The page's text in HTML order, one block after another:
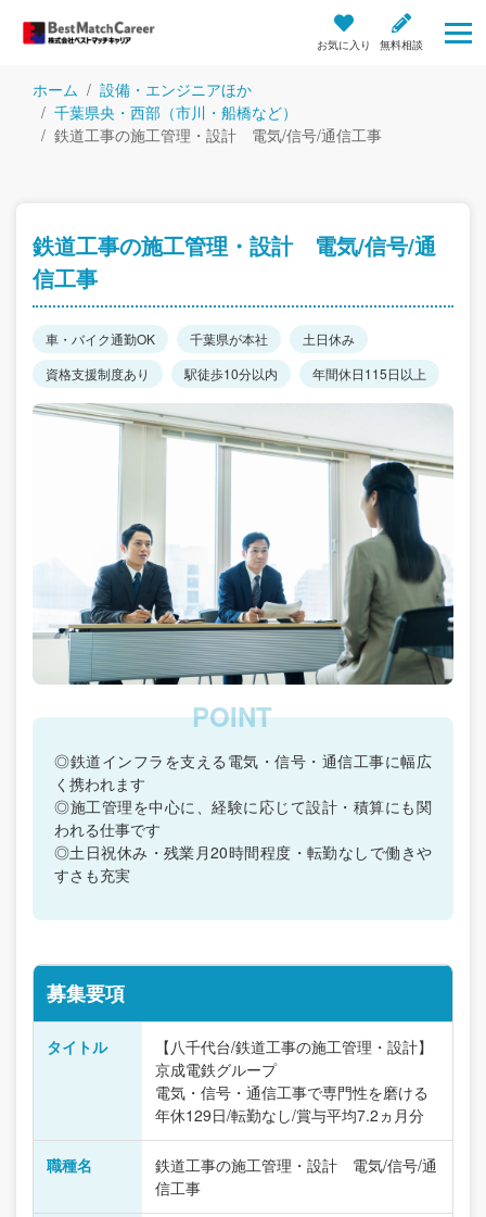
お気に入り 無料相談
ホーム
設備・エンジニアほか
千葉県央・西部（市川・船橋など）
鉄道工事の施工管理・設計 電気/信号/通信工事
鉄道工事の施工管理・設計 電気/信号/通
信工事
車・バイク通勤OK 千葉県が本社
土日休み
資格支援制度あり
駅徒歩10分以内 年間休日115日以上
◎鉄道インフラを支える電気・信号・通信工事に幅広
く携われます
◎施工管理を中心に、経験に応じて設計・積算にも関
われる仕事です
◎土日祝休み・残業月20時間程度・転勤なしで働きや
すさも充実
募集要項
タイトル
【八千代台/鉄道工事の施工管理・設計】
京成電鉄グループ
電気・信号・通信工事で専門性を磨ける
年休129日/転勤なし/賞与平均7.2ヵ月分
職種名
鉄道工事の施工管理・設計 電気/信号/通
信工事